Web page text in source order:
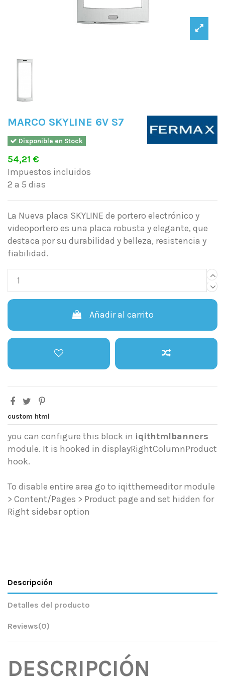
MARCO SKYLINE 6V S7
Disponible en Stock
54,21 €
Impuestos incluidos
2 a 5 dias
La Nueva placa SKYLINE de portero electrónico y
videoportero es una placa robusta y elegante, que
destaca por su durabilidad y belleza, resistencia y
fiabilidad.
Añadir al carrito
custom html
you can configure this block in iqithtmlbanners
module. It is hooked in displayRightColumnProduct
hook.
To disable entire area go to iqitthemeeditor module
> Content/Pages > Product page and set hidden for
Right sidebar option
Descripción
Detalles del producto
Reviews(0)
DESCRIPCIÓN